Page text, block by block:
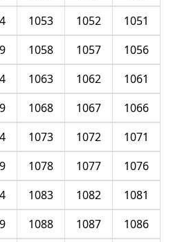
1051
1052
1053
1056
1057
1058
1061
1062
1063
1066
1067
1068
1071
1072
1073
1076
1077
1078
1081
1082
1083
1086
1087
1088